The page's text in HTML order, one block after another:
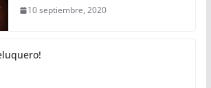
10 septiembre, 2020